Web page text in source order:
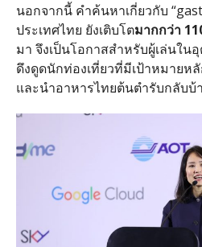
นอกจากนี้ คำค้นหาเกี่ยวกับ “
ประเทศไทย ยังเติบโตมากกว่า
มา จึงเป็นโอกาสสำหรับผู้เล่นใน
ดึงดูดนักท่องเที่ยวที่มีเป้าหมายห
และนำอาหารไทยต้นตำรับกลับ